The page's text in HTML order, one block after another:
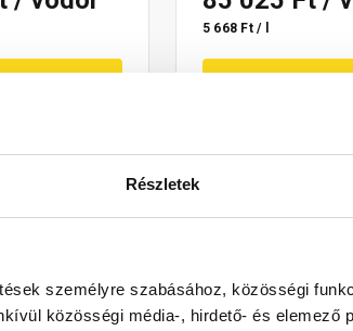
Részletek
személyre szabásához, közösségi
közösségi média-, hirdető- és elemező
5 668 Ft / l